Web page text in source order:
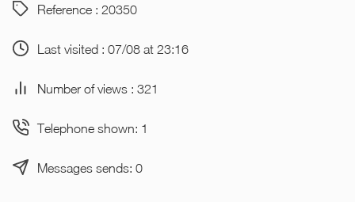
Reference : 20350
Last visited : 07/08 at 23:16
Number of views : 321
Telephone shown: 1
Messages sends: 0